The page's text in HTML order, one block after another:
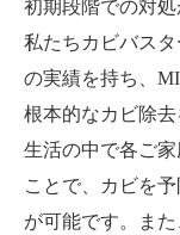
初期段階での対処
私たちカビバス
の実績を持ち、
根本的なカビ除
生活の中で各ご
ことで、カビを
が可能です。ま